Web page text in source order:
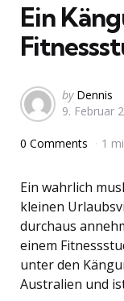
Ein
Posted
by
by Dennis
9. Februar
0 Comments 1
Ein wahrlich
kleinen
durchaus
einem
unter den
Australien und